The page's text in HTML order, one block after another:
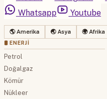
Whatsapp
Youtube
🌎 Amerika 🌏 Asya 🌍 Afrika
🛢 ENERJI
Petrol
Doğalgaz
Kömür
Nükleer